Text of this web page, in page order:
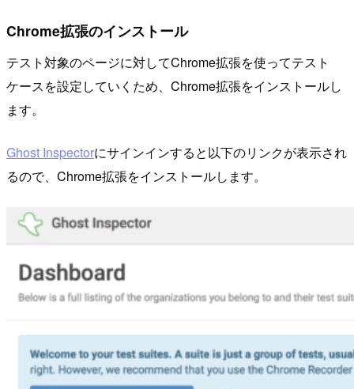
Chrome拡張のインストール
テスト対象のページに対してChrome拡張を使ってテスト
ケースを設定していくため、Chrome拡張をインストールし
ます。
Ghost Inspectorにサインインすると以下のリンクが表示され
るので、Chrome拡張をインストールします。